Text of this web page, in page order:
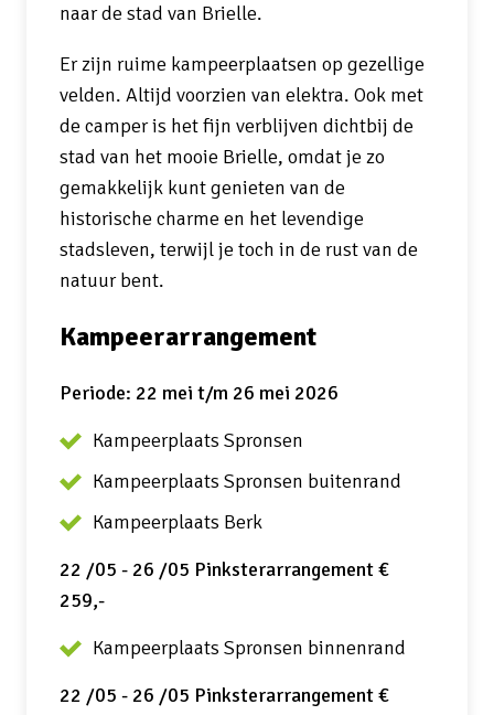
naar de stad van Brielle.
Er zijn ruime kampeerplaatsen op gezellige
velden. Altijd voorzien van elektra. Ook met
de camper is het fijn verblijven dichtbij de
stad van het mooie Brielle, omdat je zo
gemakkelijk kunt genieten van de
historische charme en het levendige
stadsleven, terwijl je toch in de rust van de
natuur bent.
Kampeerarrangement
Periode: 22 mei t/m 26 mei 2026
Kampeerplaats Spronsen
Kampeerplaats Spronsen buitenrand
Kampeerplaats Berk
22 /05 - 26 /05 Pinksterarrangement €
259,-
Kampeerplaats Spronsen binnenrand
22 /05 - 26 /05 Pinksterarrangement €